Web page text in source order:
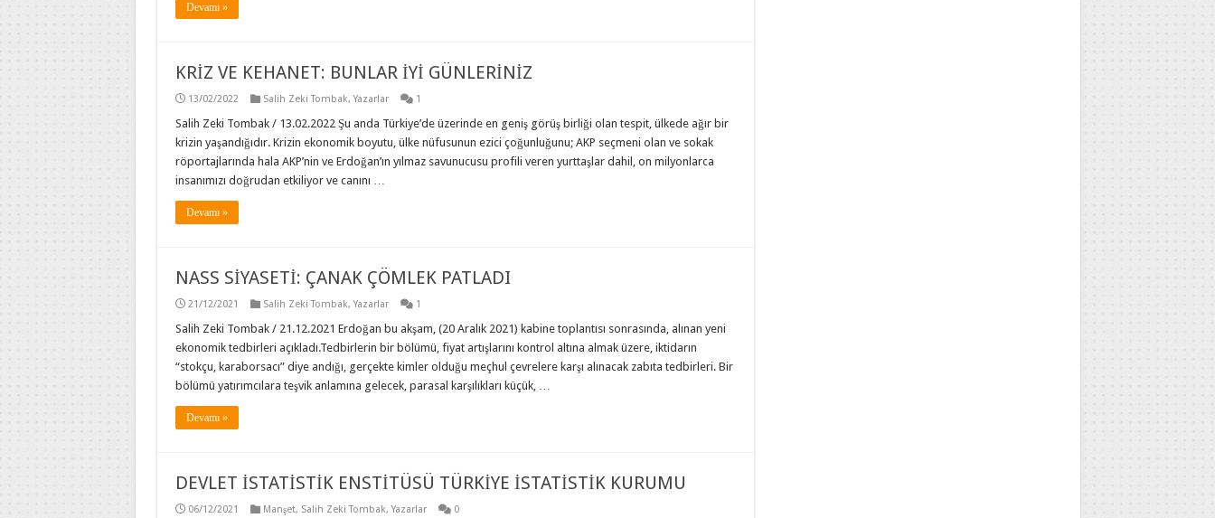
Devamı »
KRİZ VE KEHANET: BUNLAR İYİ GÜNLERİNİZ
13/02/2022 Salih Zeki Tombak,Yazarlar 1
Salih Zeki Tombak / 13.02.2022 Şu anda Türkiye’de üzerinde en geniş görüş birliği olan tespit, ülkede ağır bir
krizin yaşandığıdır. Krizin ekonomik boyutu, ülke nüfusunun ezici çoğunluğunu; AKP seçmeni olan ve sokak
röportajlarında hala AKP’nin ve Erdoğan’ın yılmaz savunucusu profili veren yurttaşlar dahil, on milyonlarca
insanımızı doğrudan etkiliyor ve canını …
Devamı »
NASS SİYASETİ: ÇANAK ÇÖMLEK PATLADI
21/12/2021 Salih Zeki Tombak,Yazarlar 1
Salih Zeki Tombak / 21.12.2021 Erdoğan bu akşam, (20 Aralık 2021) kabine toplantısı sonrasında, alınan yeni
ekonomik tedbirleri açıkladı.Tedbirlerin bir bölümü, fiyat artışlarını kontrol altına almak üzere, iktidarın
“stokçu, karaborsacı” diye andığı, gerçekte kimler olduğu meçhul çevrelere karşı alınacak zabıta tedbirleri. Bir
bölümü yatırımcılara teşvik anlamına gelecek, parasal karşılıkları küçük, …
Devamı »
DEVLET İSTATİSTİK ENSTİTÜSÜ TÜRKİYE İSTATİSTİK KURUMU
06/12/2021 Manşet, Salih Zeki Tombak,Yazarlar 0